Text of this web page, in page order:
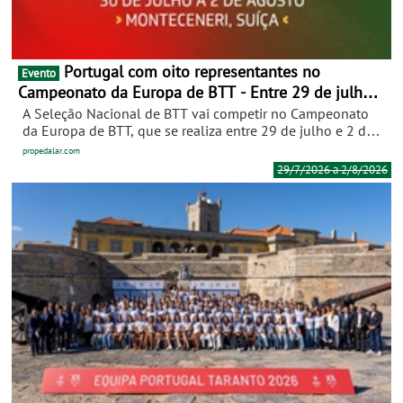
Evento
Campeonato da Europa de BTT - Entre 29 de julho e
2 de agosto, em Monteceneri, na Suíça
A Seleção Nacional de BTT vai competir no Campeonato
da Europa de BTT, que se realiza entre 29 de julho e 2 de
agosto, em Monteceneri, na Suíça. A representação
portuguesa integra corredores dos escalões de elite, sub-
23 e júnior, que vão enfrentar alguns dos principais
especialistas europeus nas disciplinas de cross country
curto (XCC), cross country olímpico (XCO) e estafeta mista
propedalar.com
29/7/2026 a 2/8/2026